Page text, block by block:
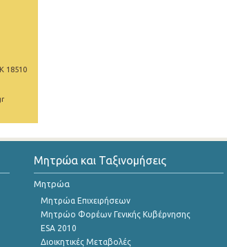
18510
Μητρώα και Ταξινομήσεις
Μητρώα
Μητρώα Επιχειρήσεων
Μητρώο Φορέων Γενικής Κυβέρνησης
ESA 2010
Διοικητικές Μεταβολές